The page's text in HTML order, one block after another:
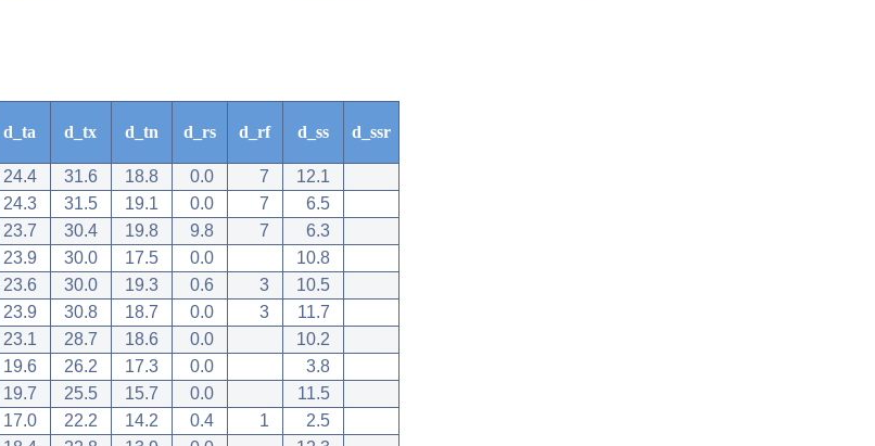
d_ta d_tx d_tn d_rs d_rf d_ss d_ssr
24.4 31.6 18.8 0.0 7
12.1
24.3 31.5 19.1 0.0 7
6.5
23.7 30.4 19.8 9.8 7
6.3
23.9 30.0 17.5 0.0
10.8
23.6 30.0 19.3 0.6 3
10.5
23.9 30.8 18.7 0.0 3
11.7
23.1 28.7 18.6 0.0
10.2
19.6 26.2 17.3 0.0
3.8
19.7 25.5 15.7 0.0
11.5
17.0 22.2 14.2 0.4 1
2.5